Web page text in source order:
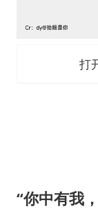
打
“你中有我